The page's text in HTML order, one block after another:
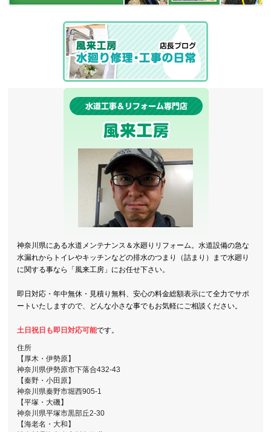
神奈川県にある水道メンテナンス＆水廻りリフォーム。水道設備の急な
水漏れからトイレやキッチンなどの排水のつまり（詰まり）まで水廻り
に関する事なら「風来工房」にお任せ下さい。
即日対応・年中無休・見積り無料、安心の料金総額表示にて全力でサポ
ートいたしますので、どんな小さな事でもお気軽にご相談ください。
土日祝日も即日対応可能です。
住所
【厚木・伊勢原】
神奈川県伊勢原市下落合432-43
【秦野・小田原】
神奈川県秦野市堀西905-1
【平塚・大磯】
神奈川県平塚市黒部丘2-30
【海老名・大和】